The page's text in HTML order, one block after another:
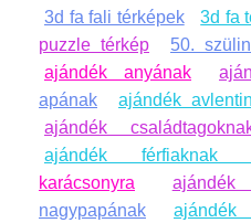
3d fa fali térképek
3d fa
puzzle térkép
50.
ajándék anyának
apának
ajándék
ajándék
ajándék férfiaknak
karácsonyra
ajándék
nagypapának
ajándék